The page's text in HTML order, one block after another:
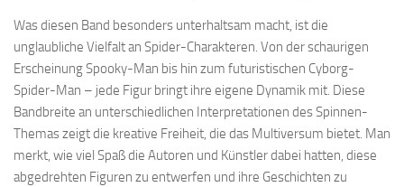
Was diesen Band besonders unterhaltsam macht, ist die
unglaubliche Vielfalt an Spider-Charakteren. Von der schaurigen
Erscheinung Spooky-Man bis hin zum futuristischen Cyborg-
Spider-Man – jede Figur bringt ihre eigene Dynamik mit. Diese
Bandbreite an unterschiedlichen Interpretationen des Spinnen-
Themas zeigt die kreative Freiheit, die das Multiversum bietet. Man
merkt, wie viel Spaß die Autoren und Künstler dabei hatten, diese
abgedrehten Figuren zu entwerfen und ihre Geschichten zu